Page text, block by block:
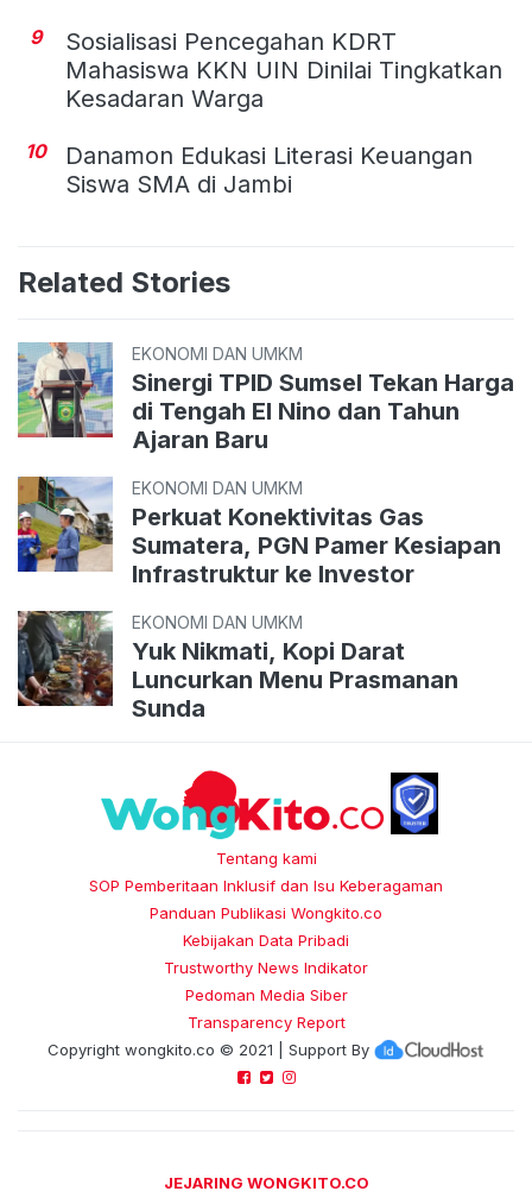
9
Sosialisasi Pencegahan KDRT
Mahasiswa KKN UIN Dinilai Tingkatkan
Kesadaran Warga
10
Danamon Edukasi Literasi Keuangan
Siswa SMA di Jambi
Related Stories
EKONOMI DAN UMKM
Sinergi TPID Sumsel Tekan Harga
di Tengah El Nino dan Tahun
Ajaran Baru
EKONOMI DAN UMKM
Perkuat Konektivitas Gas
Sumatera, PGN Pamer Kesiapan
Infrastruktur ke Investor
EKONOMI DAN UMKM
Yuk Nikmati, Kopi Darat
Luncurkan Menu Prasmanan
Sunda
Tentang kami
SOP Pemberitaan Inklusif dan Isu Keberagaman
Panduan Publikasi Wongkito.co
Kebijakan Data Pribadi
Trustworthy News Indikator
Pedoman Media Siber
Transparency Report
Copyright wongkito.co © 2021 | Support By
JEJARING WONGKITO.CO